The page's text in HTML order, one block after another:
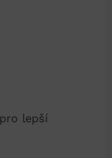
lepší